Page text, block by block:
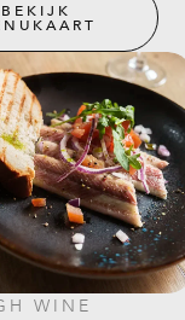
BEKIJK
WINE